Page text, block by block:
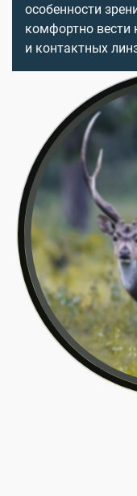
особенности
комфортно вести
и контактных